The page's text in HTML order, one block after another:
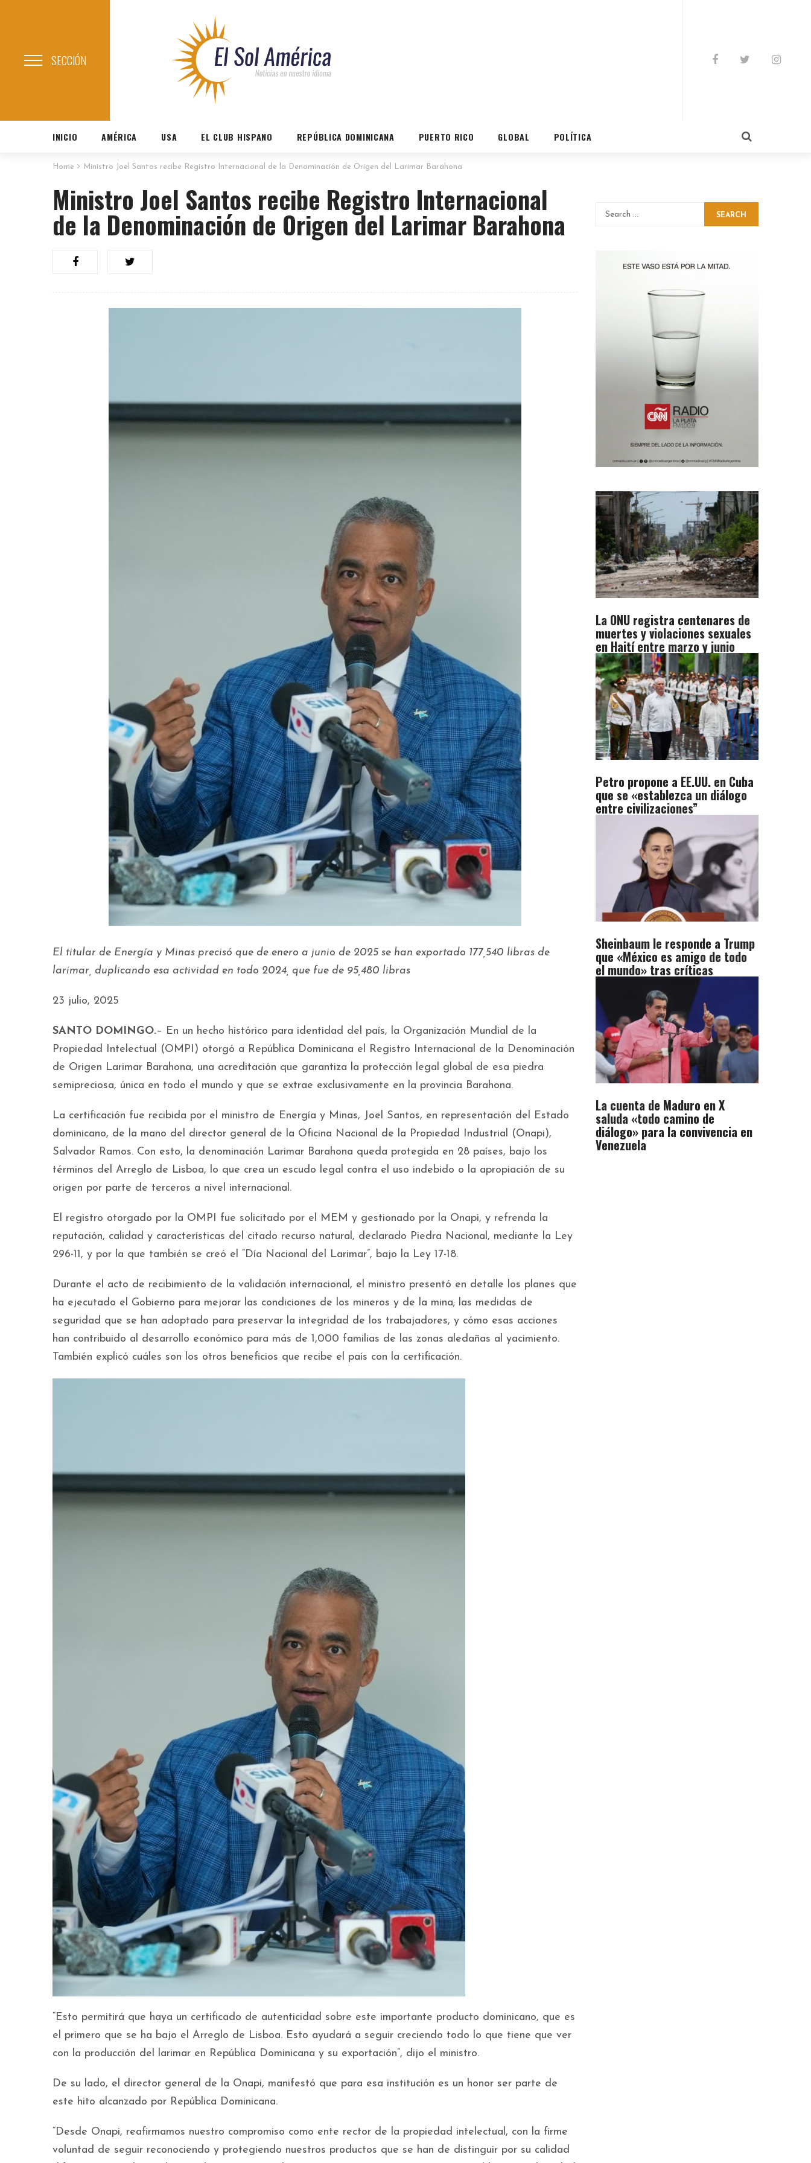
SECCIÓN
INICIO AMÉRICA USA EL CLUB HISPANO REPÚBLICA DOMINICANA PUERTO RICO GLOBAL POLÍTICA
Home Ministro Joel Santos recibe Registro Internacional de la Denominación de Origen del Larimar Barahona
Ministro Joel Santos recibe Registro Internacional
de la Denominación de Origen del Larimar Barahona
El titular de Energía y Minas precisó que de enero a junio de 2025 se han exportado 177,540 libras de
larimar, duplicando esa actividad en todo 2024, que fue de 95,480 libras
23 julio, 2025
SANTO DOMINGO.– En un hecho histórico para identidad del país, la Organización Mundial de la
Propiedad Intelectual (OMPI) otorgó a República Dominicana el Registro Internacional de la Denominación
de Origen Larimar Barahona, una acreditación que garantiza la protección legal global de esa piedra
semipreciosa, única en todo el mundo y que se extrae exclusivamente en la provincia Barahona.
La certificación fue recibida por el ministro de Energía y Minas, Joel Santos, en representación del Estado
dominicano, de la mano del director general de la Oficina Nacional de la Propiedad Industrial (Onapi),
Salvador Ramos. Con esto, la denominación Larimar Barahona queda protegida en 28 países, bajo los
términos del Arreglo de Lisboa, lo que crea un escudo legal contra el uso indebido o la apropiación de su
origen por parte de terceros a nivel internacional.
El registro otorgado por la OMPI fue solicitado por el MEM y gestionado por la Onapi, y refrenda la
reputación, calidad y características del citado recurso natural, declarado Piedra Nacional, mediante la Ley
296-11, y por la que también se creó el “Día Nacional del Larimar”, bajo la Ley 17-18.
Durante el acto de recibimiento de la validación internacional, el ministro presentó en detalle los planes que
ha ejecutado el Gobierno para mejorar las condiciones de los mineros y de la mina; las medidas de
seguridad que se han adoptado para preservar la integridad de los trabajadores, y cómo esas acciones
han contribuido al desarrollo económico para más de 1,000 familias de las zonas aledañas al yacimiento.
También explicó cuáles son los otros beneficios que recibe el país con la certificación.
“Esto permitirá que haya un certificado de autenticidad sobre este importante producto dominicano, que es
el primero que se ha bajo el Arreglo de Lisboa. Esto ayudará a seguir creciendo todo lo que tiene que ver
con la producción del larimar en República Dominicana y su exportación”, dijo el ministro.
De su lado, el director general de la Onapi, manifestó que para esa institución es un honor ser parte de
este hito alcanzado por República Dominicana.
“Desde Onapi, reafirmamos nuestro compromiso como ente rector de la propiedad intelectual, con la firme
voluntad de seguir reconociendo y protegiendo nuestros productos que se han de distinguir por su calidad
SEARCH
La ONU registra centenares de
muertes y violaciones sexuales
en Haití entre marzo y junio
Petro propone a EE.UU. en Cuba
que se «establezca un diálogo
entre civilizaciones”
Sheinbaum le responde a Trump
que «México es amigo de todo
el mundo» tras críticas
La cuenta de Maduro en X
saluda «todo camino de
diálogo» para la convivencia en
Venezuela